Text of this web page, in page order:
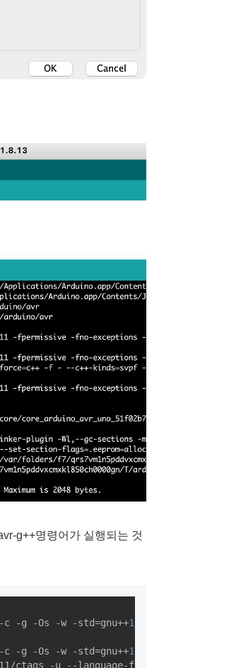
g++명령어가 실행되는 것
-g -Os -w -std=gnu++11
-g -Os -w -std=gnu++11
ctags -u --language-force=c++ -f -